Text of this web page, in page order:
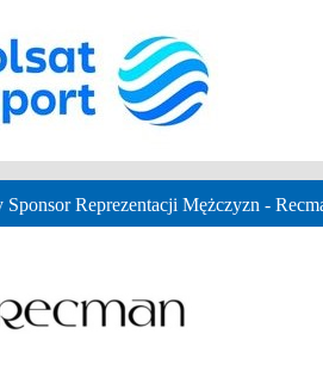
Reprezentacji Mężczyzn -